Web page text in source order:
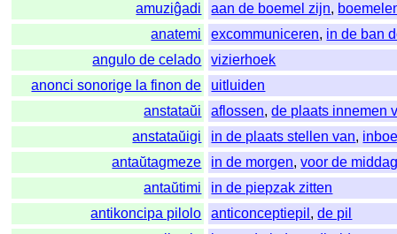
amuziĝadi
aan de boemel zijn,
anatemi
excommuniceren, in de ban
angulo de celado
vizierhoek
anonci sonorige la finon de
uitluiden
anstataŭi
aflossen,de plaats innemen
anstataŭigi
in de plaats stellen van,
antaŭtagmeze
in de morgen,voor de
antaŭtimi
in de piepzak zitten
antikoncipa pilolo
anticonceptiepil ,de pil